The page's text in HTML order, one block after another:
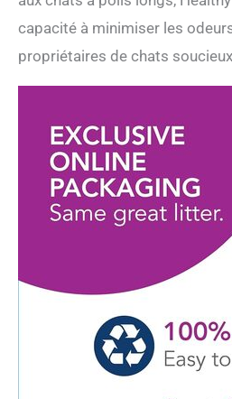
capacité à minimiser les
propriétaires de chats